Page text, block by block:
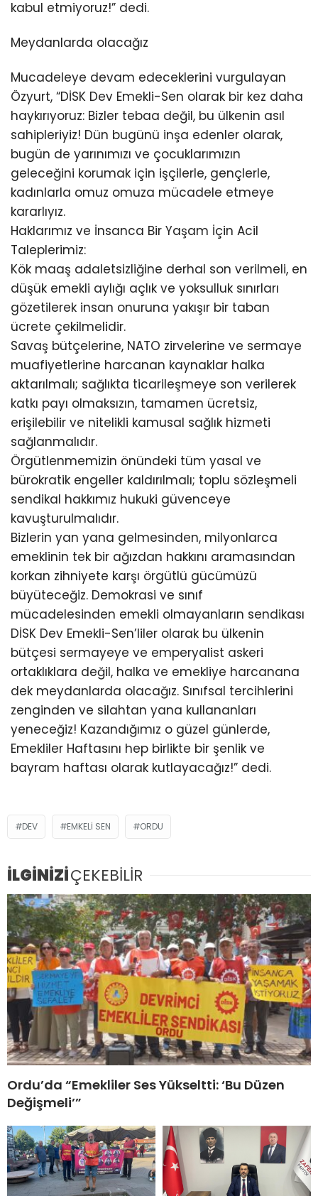
kabul etmiyoruz!” dedi.
Meydanlarda olacağız
Mucadeleye devam edeceklerini vurgulayan
Özyurt, “DİSK Dev Emekli-Sen olarak bir kez daha
haykırıyoruz: Bizler tebaa değil, bu ülkenin asıl
sahipleriyiz! Dün bugünü inşa edenler olarak,
bugün de yarınımızı ve çocuklarımızın
geleceğini korumak için işçilerle, gençlerle,
kadınlarla omuz omuza mücadele etmeye
kararlıyız.
Haklarımız ve İnsanca Bir Yaşam İçin Acil
Taleplerimiz:
Kök maaş adaletsizliğine derhal son verilmeli, en
düşük emekli aylığı açlık ve yoksulluk sınırları
gözetilerek insan onuruna yakışır bir taban
ücrete çekilmelidir.
Savaş bütçelerine, NATO zirvelerine ve sermaye
muafiyetlerine harcanan kaynaklar halka
aktarılmalı; sağlıkta ticarileşmeye son verilerek
katkı payı olmaksızın, tamamen ücretsiz,
erişilebilir ve nitelikli kamusal sağlık hizmeti
sağlanmalıdır.
Örgütlenmemizin önündeki tüm yasal ve
bürokratik engeller kaldırılmalı; toplu sözleşmeli
sendikal hakkımız hukuki güvenceye
kavuşturulmalıdır.
Bizlerin yan yana gelmesinden, milyonlarca
emeklinin tek bir ağızdan hakkını aramasından
korkan zihniyete karşı örgütlü gücümüzü
büyüteceğiz. Demokrasi ve sınıf
mücadelesinden emekli olmayanların sendikası
DİSK Dev Emekli-Sen’liler olarak bu ülkenin
bütçesi sermayeye ve emperyalist askeri
ortaklıklara değil, halka ve emekliye harcanana
dek meydanlarda olacağız. Sınıfsal tercihlerini
zenginden ve silahtan yana kullananları
yeneceğiz! Kazandığımız o güzel günlerde,
Emekliler Haftasını hep birlikte bir şenlik ve
bayram haftası olarak kutlayacağız!” dedi.
DEV EMKELİ SEN ORDU
İLGİNİZİÇEKEBİLİR
Ordu’da “Emekliler Ses Yükseltti: ‘Bu Düzen
Değişmeli’”